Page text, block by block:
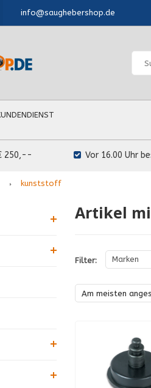
info@saughebershop.de
250,-- Vor 16.00 Uhr
kunststoff
Artikel
Filter: Marken
Am meisten